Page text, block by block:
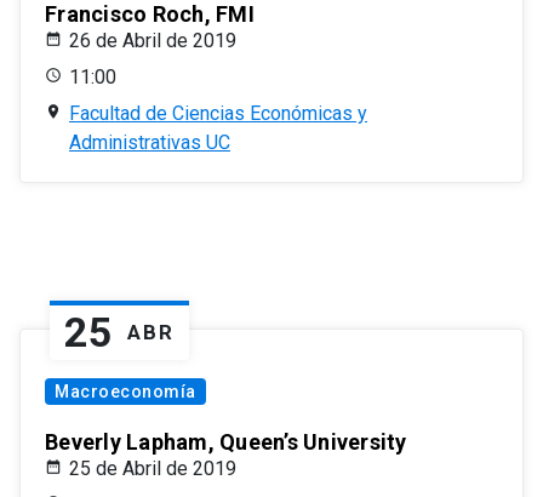
Francisco Roch, FMI
26 de Abril de 2019
11:00
Facultad de Ciencias Económicas y
Administrativas UC
25 ABR
Macroeconomía
Beverly Lapham, Queen’s University
25 de Abril de 2019